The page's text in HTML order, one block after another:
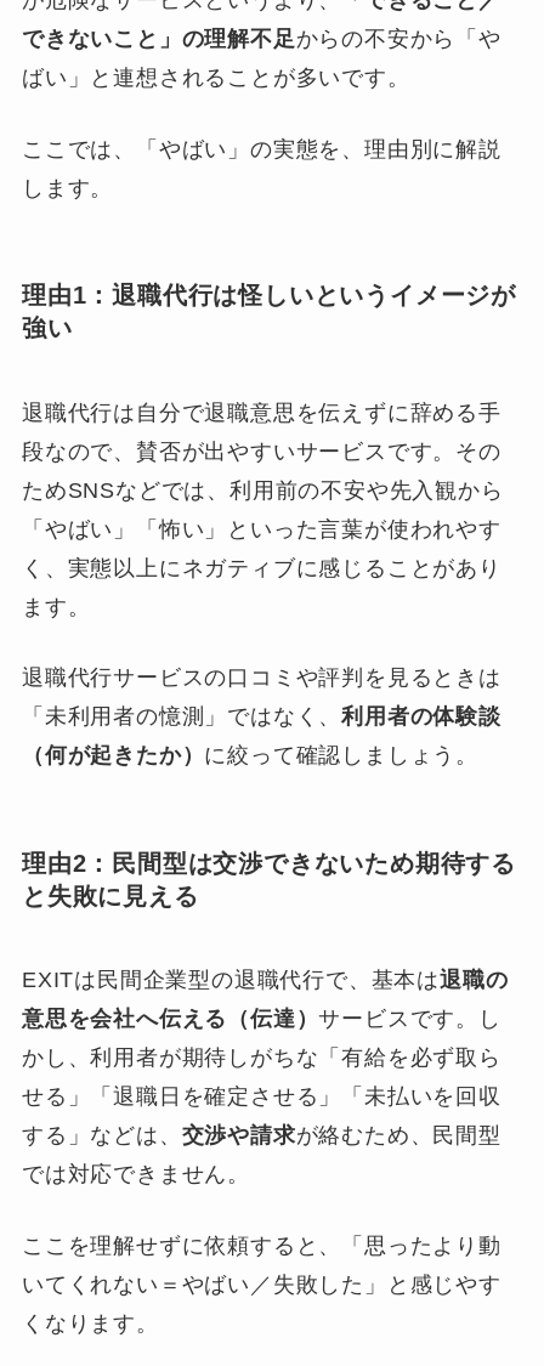
できないこと」の理解不足からの不安から「や
ばい」と連想されることが多いです。
ここでは、「やばい」の実態を、理由別に解説
します。
理由1：退職代行は怪しいというイメージが
強い
退職代行は自分で退職意思を伝えずに辞める手
段なので、賛否が出やすいサービスです。その
ためSNSなどでは、利用前の不安や先入観から
「やばい」「怖い」といった言葉が使われやす
く、実態以上にネガティブに感じることがあり
ます。
退職代行サービスの口コミや評判を見るときは
「未利用者の憶測」ではなく、利用者の体験談
（何が起きたか） に絞って確認しましょう。
理由2：民間型は交渉できないため期待する
と失敗に見える
EXITは民間企業型の退職代行で、基本は退職の
意思を会社へ伝える（伝達）サービスです。し
かし、利用者が期待しがちな「有給を必ず取ら
せる」「退職日を確定させる」「未払いを回収
する」などは、 交渉や請求が絡むため、民間型
では対応できません。
ここを理解せずに依頼すると、「思ったより動
いてくれない＝やばい／失敗した」と感じやす
くなります。